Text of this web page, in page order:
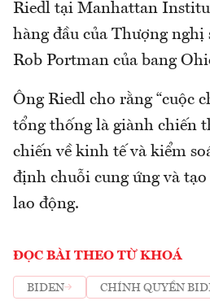
Riedl tại Manhattan
hàng đầu của Thượng nghị
Rob Portman của bang
Ông Riedl cho rằng “cuộc
tổng thống là giành chiến
chiến về kinh tế và kiểm
định chuỗi cung ứng và
lao động.
ĐỌC BÀI THEO TỪ KHOÁ
BIDEN CHÍNH QUYỀN